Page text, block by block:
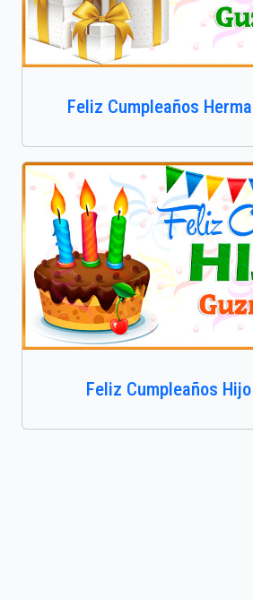
Feliz Cumpleaños
Feliz Cumpleaños